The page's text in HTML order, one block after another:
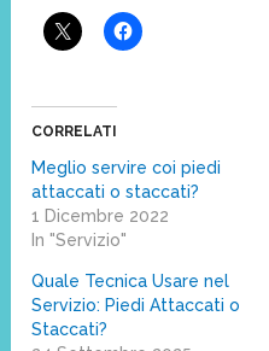
CORRELATI
Meglio servire coi piedi
attaccati o staccati?
1 Dicembre 2022
In "Servizio"
Quale Tecnica Usare nel
Servizio: Piedi Attaccati o
Staccati?